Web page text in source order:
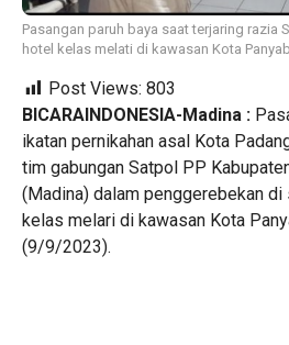
Pasangan paruh baya saat terjaring razia
hotel kelas melati di kawasan Kota
Post Views: 803
BICARAINDONESIA-Madina :
ikatan pernikahan asal Kota
tim gabungan Satpol PP
(Madina) dalam penggerebekan
kelas melari di kawasan Kota
(9/9/2023).